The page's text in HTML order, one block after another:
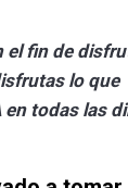
el fin de
lo que
en todas las